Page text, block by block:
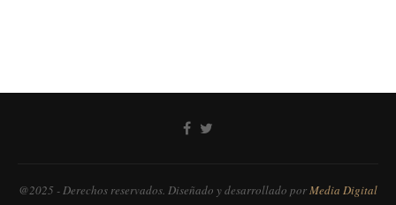
@2025 - Derechos reservados. Diseñado y desarrollado porMedia Digital